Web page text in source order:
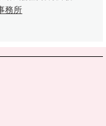
務所